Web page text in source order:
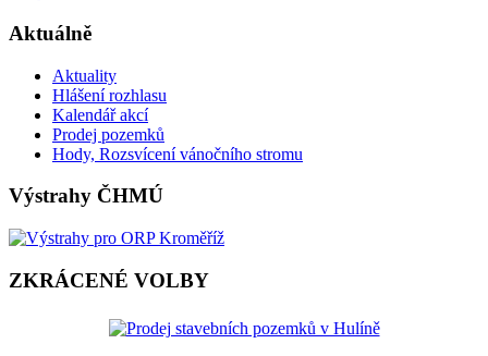
Aktuálně
Aktuality
Hlášení rozhlasu
Kalendář akcí
Prodej pozemků
Hody, Rozsvícení vánočního stromu
Výstrahy ČHMÚ
ZKRÁCENÉ VOLBY